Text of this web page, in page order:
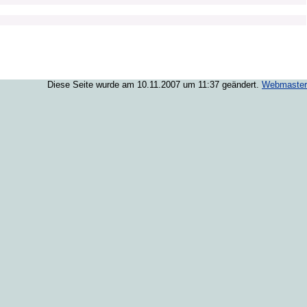
Diese Seite wurde am 10.11.2007 um 11:37 geändert. Webmaster